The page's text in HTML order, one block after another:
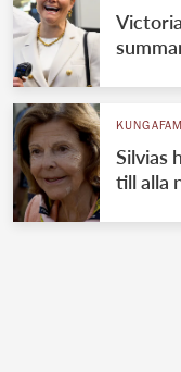
Silvias
till alla